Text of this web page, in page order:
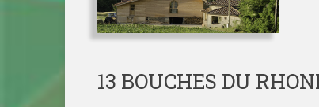
13 BOUCHES DU